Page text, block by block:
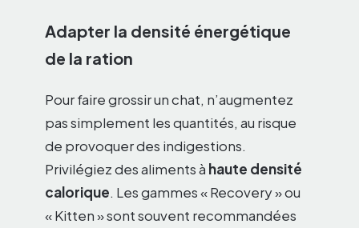
Adapter la densité énergétique
de la ration
Pour faire grossir un chat, n’augmentez
pas simplement les quantités, au risque
de provoquer des indigestions.
Privilégiez des aliments à haute densité
calorique. Les gammes « Recovery » ou
« Kitten » sont souvent recommandées